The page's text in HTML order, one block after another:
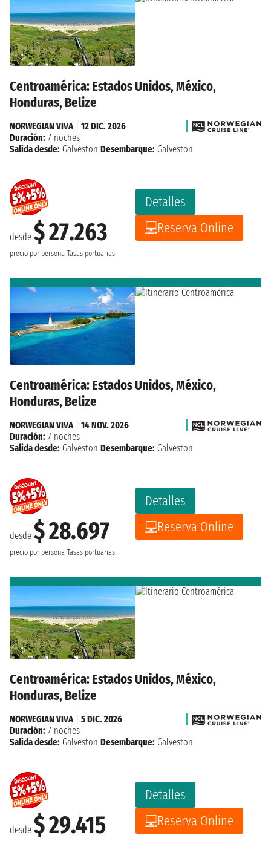
Centroamérica: Estados Unidos, México,
Honduras, Belize
desde $ 27.263
precio por persona Tasas portuarias
Detalles
Reserva Online
NORWEGIAN VIVA
12 DIC. 2026
Duración: 7 noches
Salida desde: Galveston Desembarque: Galveston
Centroamérica: Estados Unidos, México,
Honduras, Belize
desde $ 28.697
precio por persona Tasas portuarias
Detalles
Reserva Online
NORWEGIAN VIVA| 14 NOV. 2026
Duración: 7 noches
Salida desde: Galveston Desembarque: Galveston
Centroamérica: Estados Unidos, México,
Honduras, Belize
desde $ 29.415
Detalles
Reserva Online
NORWEGIAN VIVA| 5 DIC. 2026
Duración: 7 noches
Salida desde: Galveston Desembarque: Galveston